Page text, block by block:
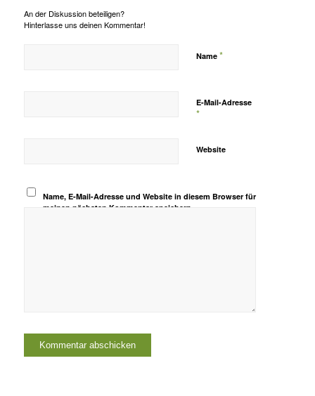
An der Diskussion beteiligen?
Hinterlasse uns deinen Kommentar!
Name *
E-Mail-Adresse
*
Website
Name, E-Mail-Adresse und Website in diesem Browser für
meinen nächsten Kommentar speichern.